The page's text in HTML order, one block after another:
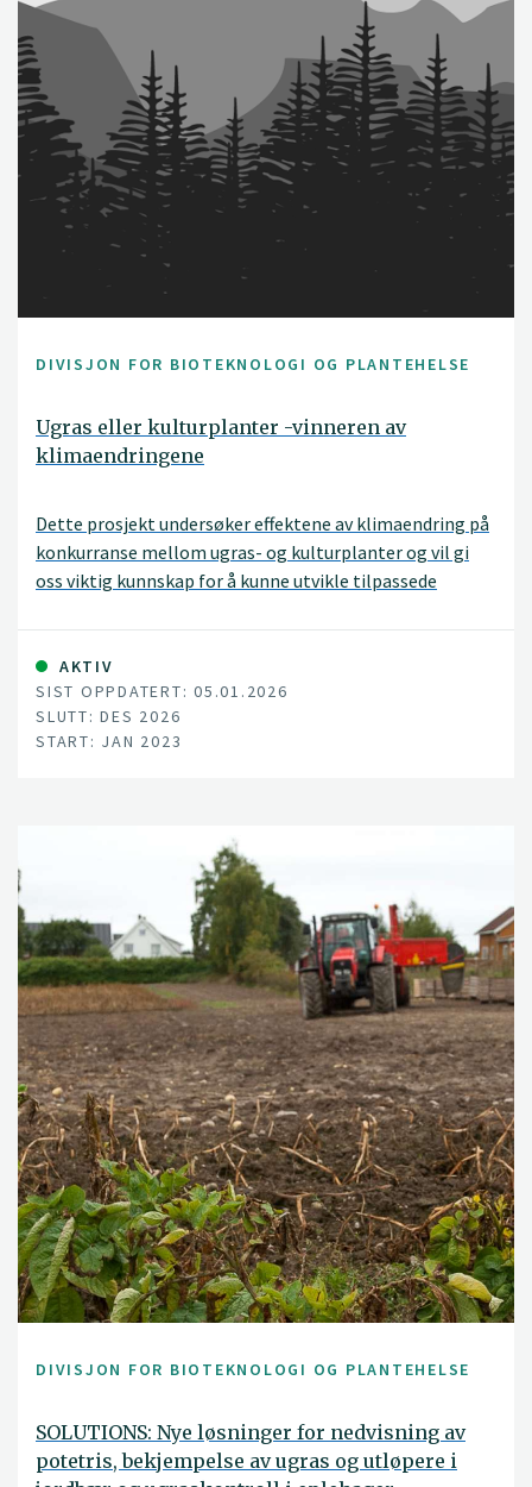
DIVISJON FOR BIOTEKNOLOGI OG PLANTEHELSE
Ugras eller kulturplanter -vinneren av
klimaendringene
Dette prosjekt undersøker effektene av klimaendring på
konkurranse mellom ugras- og kulturplanter og vil gi
oss viktig kunnskap for å kunne utvikle tilpassede
AKTIV
SIST OPPDATERT: 05.01.2026
SLUTT: DES 2026
START: JAN 2023
DIVISJON FOR BIOTEKNOLOGI OG PLANTEHELSE
SOLUTIONS: Nye løsninger for nedvisning av
potetris, bekjempelse av ugras og utløpere i